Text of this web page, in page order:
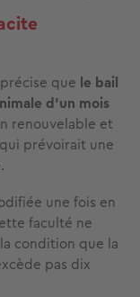
que le bail
d'un mois
renouvelable et
prévoirait une
une fois en
faculté ne
condition que la
pas dix